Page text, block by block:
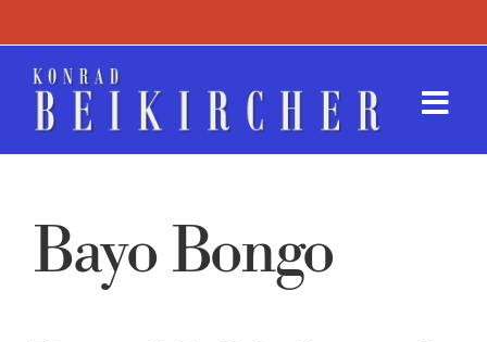
Inhalt
springen
Bayo Bongo